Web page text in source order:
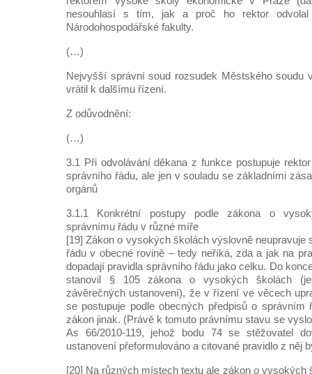
nesouhlasí s tím, jak a proč ho rektor
Národohospodářské fakulty.
(…)
Nejvyšší správní soud rozsudek Městského soudu
vrátil k dalšímu řízení.
Z odůvodnění:
(…)
3.1 Při odvolávání děkana z funkce postupuje
správního řádu, ale jen v souladu se základními
orgánů
3.1.1 Konkrétní postupy podle zákona o
správnímu řádu v různé míře
[19] Zákon o vysokých školách výslovně neupravuje
řádu v obecné rovině – tedy neříká, zda a jak na
dopadají pravidla správního řádu jako celku. Do
stanovil § 105 zákona o vysokých školách
závěrečných ustanovení), že v řízení ve věcech
se postupuje podle obecných předpisů o správním
zákon jinak. (Právě k tomuto právnímu stavu se
As 66/2010-119, jehož bodu 74 se stěžovatel
ustanovení přeformulováno a citované pravidlo z něj
[20] Na různých místech textu ale zákon o vysokých